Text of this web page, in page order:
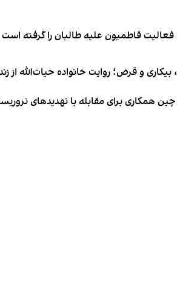
فعالیت فاطمیون علیه طالبان را گرفته است
و قرض؛ روایت خانواده حیات‌الله از
همکاری برای مقابله با تهدیدهای